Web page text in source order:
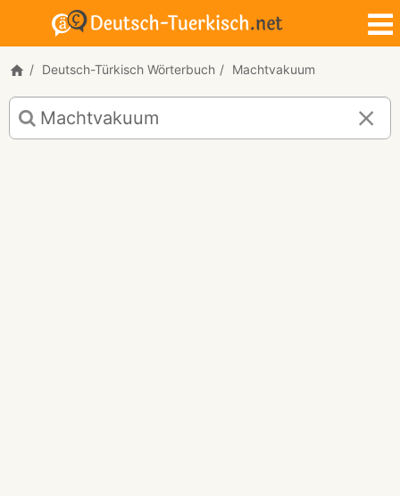
Deutsch-Türkisch Wörterbuch Machtvakuum
Deutsch-
Türkisch
Übersetzung